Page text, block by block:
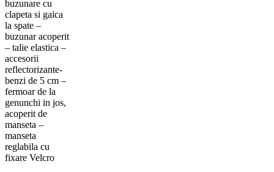
buzunare cu
clapeta si gaica
la spate –
buzunar acoperit
– talie elastica –
accesorii
reflectorizante-
benzi de 5 cm –
fermoar de la
genunchi in jos,
acoperit de
manseta –
manseta
reglabila cu
fixare Velcro